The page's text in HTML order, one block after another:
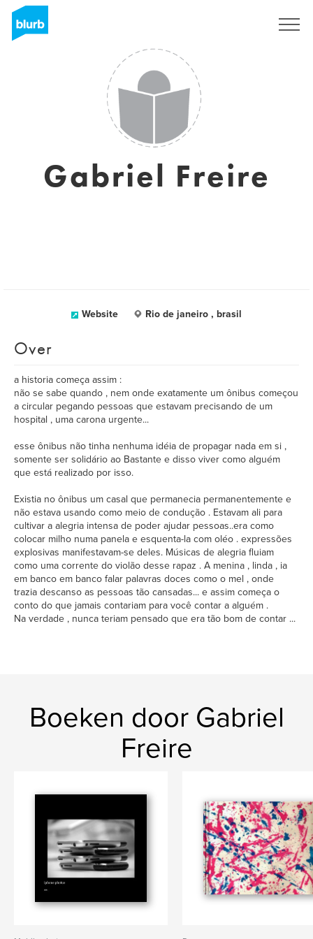
Gabriel Freire
Website Rio de janeiro , brasil
Over
a historia começa assim :
não se sabe quando , nem onde exatamente um ônibus começou
a circular pegando pessoas que estavam precisando de um
hospital , uma carona urgente...
esse ônibus não tinha nenhuma idéia de propagar nada em si ,
somente ser solidário ao Bastante e disso viver como alguém
que está realizado por isso.
Existia no ônibus um casal que permanecia permanentemente e
não estava usando como meio de condução . Estavam ali para
cultivar a alegria intensa de poder ajudar pessoas..era como
colocar milho numa panela e esquenta-la com oléo . expressões
explosivas manifestavam-se deles. Músicas de alegria fluiam
como uma corrente do violão desse rapaz . A menina , linda , ia
em banco em banco falar palavras doces como o mel , onde
trazia descanso as pessoas tão cansadas... e assim começa o
conto do que jamais contariam para você contar a alguém .
Na verdade , nunca teriam pensado que era tão bom de contar ...
Boeken door Gabriel
Freire